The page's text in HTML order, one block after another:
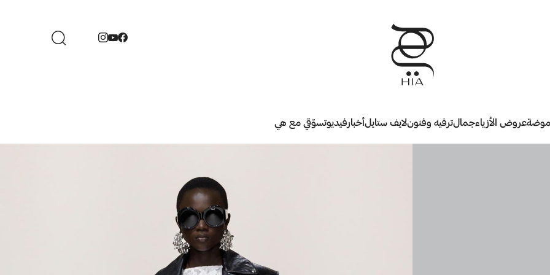
موضةعروض الأزياءجمالترفيه وفنونلايف ستايلأخبارفيديوتسوّقي مع هي